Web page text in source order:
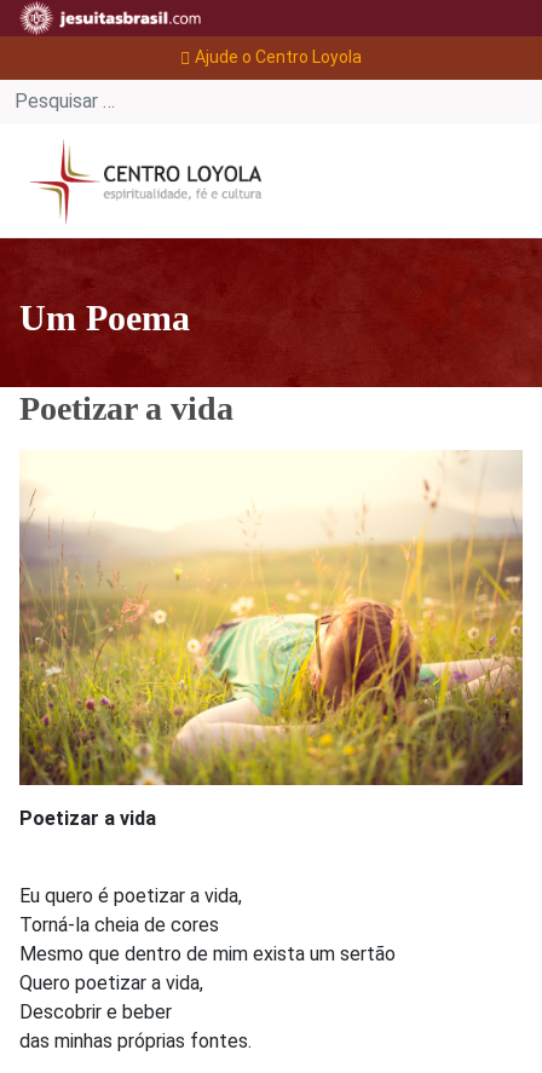
Ajude o Centro Loyola
Um Poema
Poetizar a vida
Poetizar a vida
Eu quero é poetizar a vida,
Torná-la cheia de cores
Mesmo que dentro de mim exista um sertão
Quero poetizar a vida,
Descobrir e beber
das minhas próprias fontes.